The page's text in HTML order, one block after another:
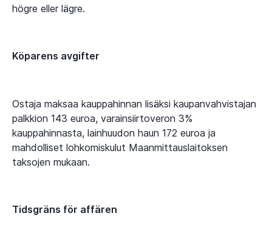
högre eller lägre.
Köparens avgifter
Ostaja maksaa kauppahinnan lisäksi kaupanvahvistajan
palkkion 143 euroa, varainsiirtoveron 3%
kauppahinnasta, lainhuudon haun 172 euroa ja
mahdolliset lohkomiskulut Maanmittauslaitoksen
taksojen mukaan.
Tidsgräns för affären